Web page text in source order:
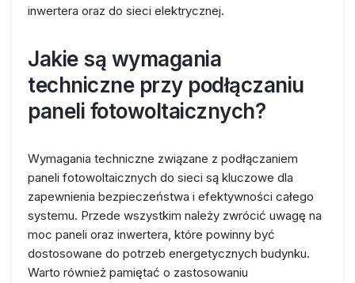
inwertera oraz do sieci elektrycznej.
Jakie są wymagania
techniczne przy podłączaniu
paneli fotowoltaicznych?
Wymagania techniczne związane z podłączaniem
paneli fotowoltaicznych do sieci są kluczowe dla
zapewnienia bezpieczeństwa i efektywności całego
systemu. Przede wszystkim należy zwrócić uwagę na
moc paneli oraz inwertera, które powinny być
dostosowane do potrzeb energetycznych budynku.
Warto również pamiętać o zastosowaniu